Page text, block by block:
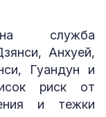
служба
Анхуей,
Гуандун и
риск от
и тежки